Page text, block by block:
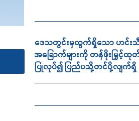
ဒေသတွင်းမှထွက်ရှိသော ဟင်း
အခြောက်များကို တန်ဖိုးမြှင့်
ပြုလုပ်၍ ပြည်ပသို့တင်ပို့လျက်ရှိ